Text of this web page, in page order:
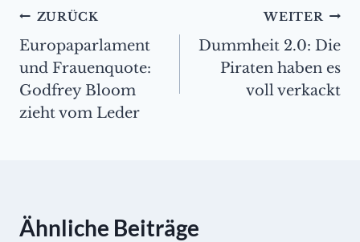
Beitragsnavigation
ZURÜCK
Europaparlament
und Frauenquote:
Godfrey Bloom
zieht vom Leder
WEITER
Dummheit 2.0: Die
Piraten haben es
voll verkackt
Ähnliche Beiträge